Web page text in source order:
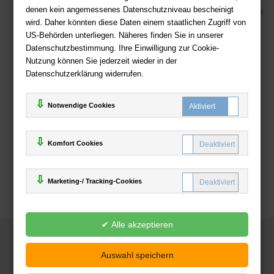
denen kein angemessenes Datenschutzniveau bescheinigt
wird. Daher könnten diese Daten einem staatlichen Zugriff von
US-Behörden unterliegen. Näheres finden Sie in unserer
Datenschutzbestimmung. Ihre Einwilligung zur Cookie-
Nutzung können Sie jederzeit wieder in der
Datenschutzerklärung widerrufen.
Notwendige Cookies
Komfort Cookies
Marketing-/ Tracking-Cookies
Viele Zahlungsmethoden wie PayPal, Amazon Payment, Vorkasse
Zahlweisen
Deutsche-Buchhandlung.de
www.deutsche-buchhandlung.de ist ein Angebot der
Handelsgesellschaft mbH